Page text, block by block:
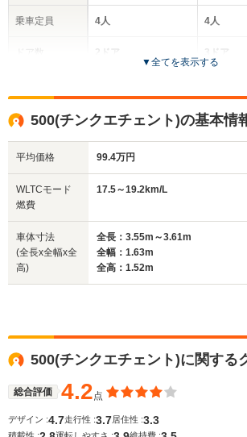
乗車定員
サイズ
(全長x全幅x全高)
WLTCモード
燃費
4人
2ドア
全高
全長
-m
└郊外:18.1～
└高速道路:19.9～
22.0km/L
4人
3ドア
-
▼全てを表示する
500(チンクエチェント)の基本情
平均価格 99.4万円
WLTCモード
燃費
17.5～19.2km/L
車体寸法
(全長x全幅x全
高)
全長：3.55m～3.61m
全幅：1.63m
全高：1.52m
500(チンクエチェント)に関する
総合評価 4.2点
デザイン :4.7走行性 :3.7 居住性 :3.3